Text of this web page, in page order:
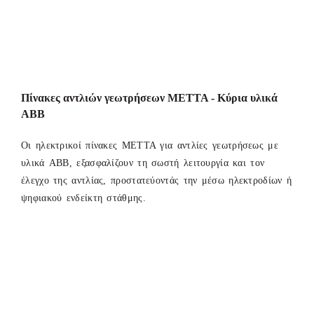
Πίνακες αντλιών γεωτρήσεων METTA - Κύρια υλικά
ΑΒΒ
Οι ηλεκτρικοί πίνακες ΜΕΤΤΑ για αντλίες γεωτρήσεως με
υλικά ABB, εξασφαλίζουν τη σωστή λειτουργία και τον
έλεγχο της αντλίας, προστατεύοντάς την μέσω ηλεκτροδίων ή
ψηφιακού ενδείκτη στάθμης.